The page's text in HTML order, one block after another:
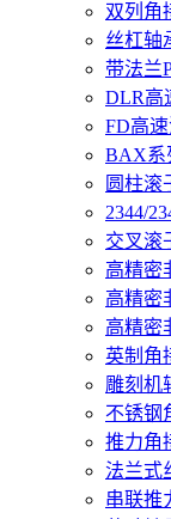
双列角
丝杠轴
带法兰
DLR高
FD高
BAX系
圆柱滚
2344/
交叉滚
高精密
高精密
高精密
英制角
雕刻机
不锈钢
推力角
法兰式
串联推